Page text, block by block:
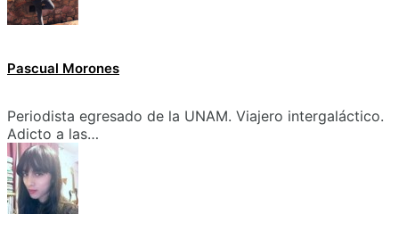
Pascual Morones
Periodista egresado de la UNAM. Viajero intergaláctico.
Adicto a las…